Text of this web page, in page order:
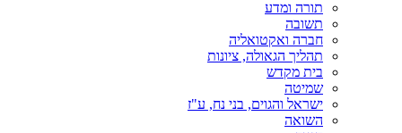
תורה ומדע
תשובה
חברה ואקטואליה
תהליך הגאולה, ציונות
בית מקדש
שמיטה
ישראל והגוים, בני נח, ע"ז
השואה